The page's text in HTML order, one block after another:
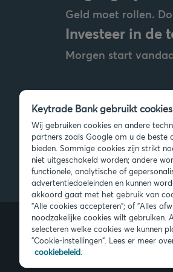
Geld moet rollen.
Investeer in de
Morgen start
Stuur ons een
©
Keytrade Bank gebruikt cookies
Wij gebruiken cookies en andere
partners zoals Google om u de beste
bieden. Sommige cookies zijn strikt
niet uitgeschakeld worden; andere
functionele, analytische of
advertentiedoeleinden en kunnen
akkoord gaat met het gebruik van
"Alle cookies accepteren"; of "Alles
noodzakelijke cookies wilt gebruiken.
selecteren welke cookies we kunnen
"Cookie-instellingen". Lees er meer
cookiebeleid.